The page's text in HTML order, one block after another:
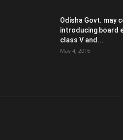
Odisha Govt. may
introducing board
class V and...
May 4, 2016